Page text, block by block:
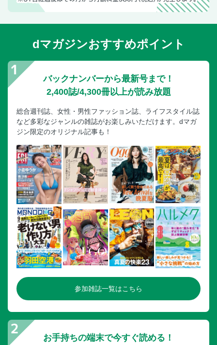
dマガジンおすすめポイント
バックナンバーから最新号まで！
2,400誌/4,300冊以上が読み放題
総合週刊誌、女性・男性ファッション誌、ライフスタイル誌
など多彩なジャンルの雑誌がお楽しみいただけます。dマガ
ジン限定のオリジナル記事も！
参加雑誌一覧はこちら
お手持ちの端末で今すぐ読める！